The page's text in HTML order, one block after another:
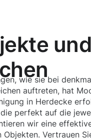
und
wie sie bei
auftreten, hat
in Herdecke
perfekt auf die
wir eine
Vertrauen